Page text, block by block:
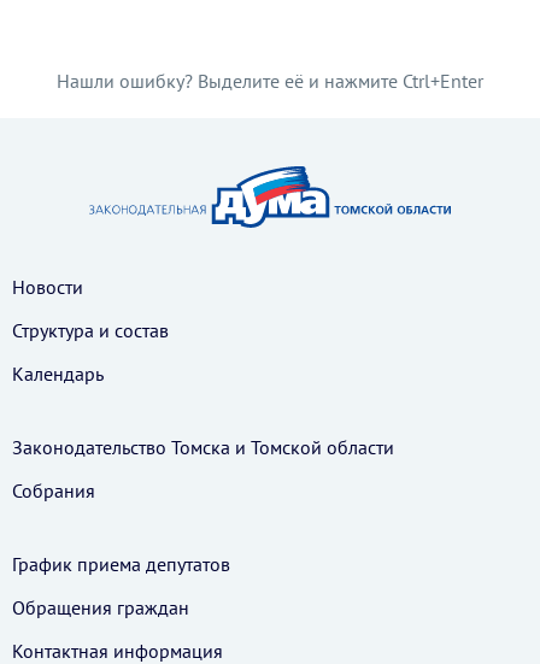
Нашли ошибку? Выделите её и нажмите Ctrl+Enter
Новости
Структура и состав
Календарь
Законодательство Томска и Томской области
Собрания
График приема депутатов
Обращения граждан
Контактная информация